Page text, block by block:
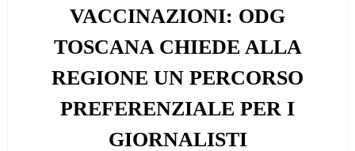
VACCINAZIONI: ODG
TOSCANA CHIEDE ALLA
REGIONE UN PERCORSO
PREFERENZIALE PER I
GIORNALISTI